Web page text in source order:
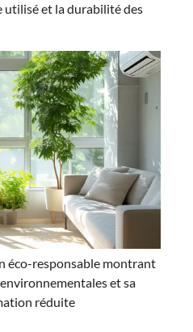
et la durabilité des
éco-responsable montrant
et sa
réduite